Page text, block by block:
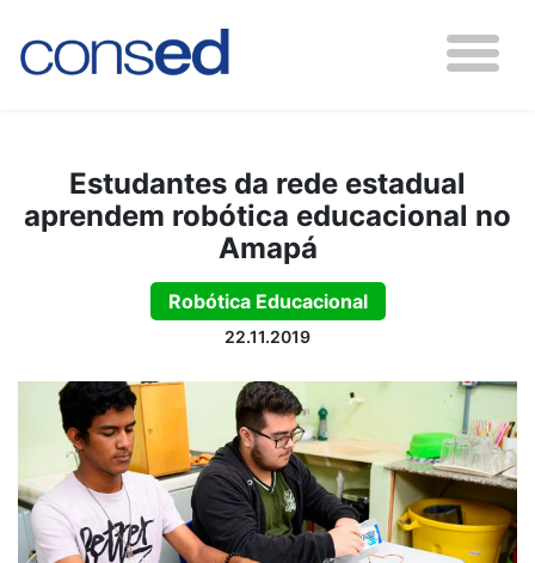
Estudantes da rede estadual
aprendem robótica educacional no
Amapá
Robótica Educacional
22.11.2019